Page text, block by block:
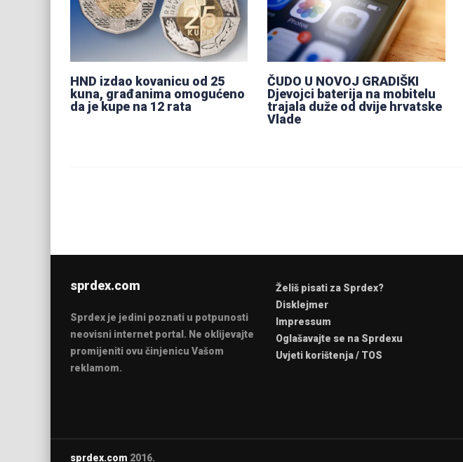
HND izdao kovanicu od 25
kuna, građanima omogućeno
da je kupe na 12 rata
ČUDO U NOVOJ GRADIŠKI
Djevojci baterija na mobitelu
trajala duže od dvije hrvatske
Vlade
sprdex.com
Sprdex je jedini poznati u potpunosti
neovisni internet portal. Ne oklijevajte
promijeniti ovu činjenicu Vašom
reklamom.
Želiš pisati za Sprdex?
Disklejmer
Impressum
Oglašavajte se na Sprdexu
Uvjeti korištenja / TOS
sprdex.com 2016.